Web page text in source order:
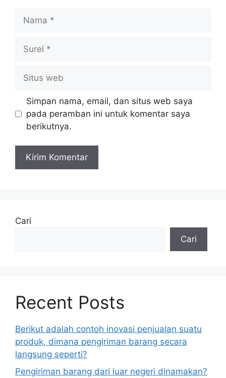
web
Simpan nama, email, dan situs web saya
pada peramban ini untuk komentar saya
berikutnya.
Cari
Cari
Recent Posts
Berikut adalah contoh inovasi penjualan suatu
produk, dimana pengiriman barang secara
langsung seperti?
Pengiriman barang dari luar negeri dinamakan?